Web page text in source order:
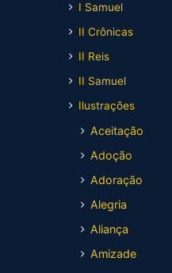
I Samuel
II Crônicas
II Reis
II Samuel
Ilustrações
Aceitação
Adoção
Adoração
Alegria
Aliança
Amizade